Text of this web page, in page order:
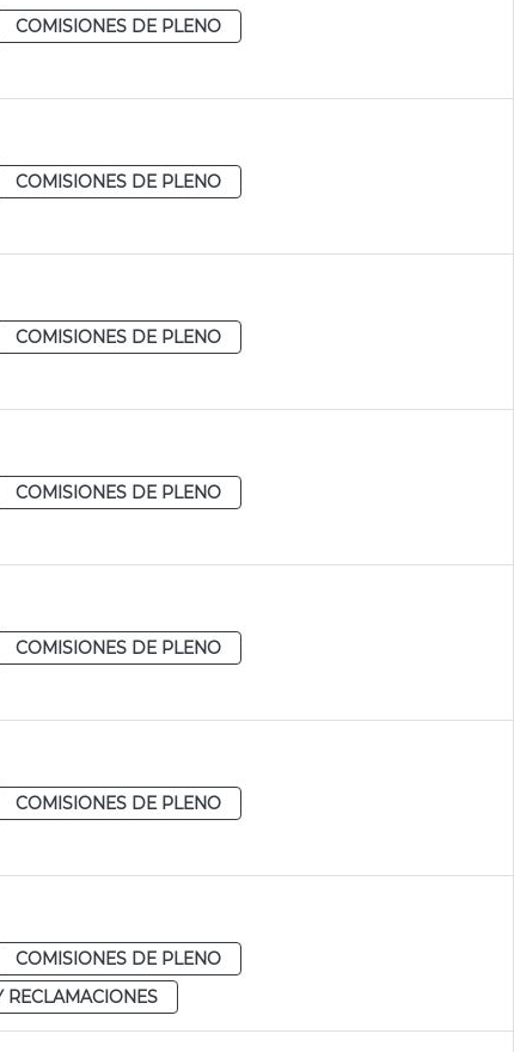
COMISIONES DE PLENO
COMISIONES DE PLENO
COMISIONES DE PLENO
COMISIONES DE PLENO
COMISIONES DE PLENO
COMISIONES DE PLENO
COMISIONES DE PLENO
RECLAMACIONES